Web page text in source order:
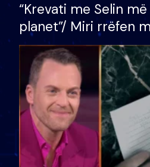
“Krevati me Selin
planet”/ Miri rrëfen
bukura në shtëpinë
mungojë zilja e